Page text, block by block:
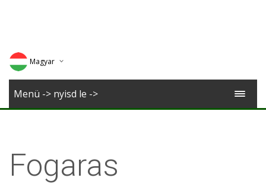
Magyar
Deutsch
Menü -> nyisd le ->
Fogaras